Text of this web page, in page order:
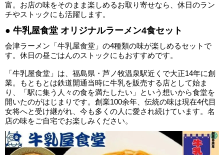
富。お店の味をそのまま楽しめるお取り寄せなら、休日のラン
チやストックにも活躍します。
● 牛乳屋食堂 オリジナルラーメン4食セット
会津ラーメン「牛乳屋食堂」の4種類の味が楽しめるセットで
す。休日の昼ごはんのストックにもおすすめです。
「牛乳屋食堂」は、福島県・芦ノ牧温泉駅近くで大正14年に創
業。もともとは鉄道開通当時に牛乳を販売する店として始ま
り、「駅に集う人々の食を満たしたい」という想いから食堂を
開いたのがはじまりです。創業100余年、伝統の味は現在4代目
女将へと受け継がれ、今も多くの人に愛され続けています。名
店の味をご自宅でお楽しみください。